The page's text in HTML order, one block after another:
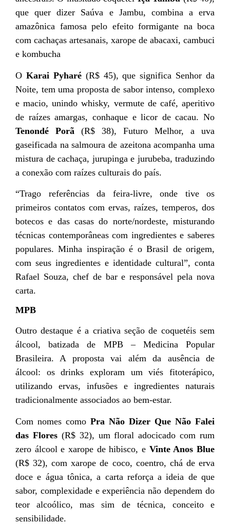
que quer dizer Saúva e Jambu, combina a erva
amazônica famosa pelo efeito formigante na boca
com cachaças artesanais, xarope de abacaxi, cambuci
e kombucha
O Karai Pyharé(R$ 45), que significa Senhor da
Noite, tem uma proposta de sabor intenso, complexo
e macio, unindo whisky, vermute de café, aperitivo
de raízes amargas, conhaque e licor de cacau. No
Tenondé Porã (R$ 38), Futuro Melhor, a uva
gaseificada na salmoura de azeitona acompanha uma
mistura de cachaça, jurupinga e jurubeba, traduzindo
a conexão com raízes culturais do país.
“Trago referências da feira-livre, onde tive os
primeiros contatos com ervas, raízes, temperos, dos
botecos e das casas do norte/nordeste, misturando
técnicas contemporâneas com ingredientes e saberes
populares. Minha inspiração é o Brasil de origem,
com seus ingredientes e identidade cultural”, conta
Rafael Souza, chef de bar e responsável pela nova
carta.
MPB
Outro destaque é a criativa seção de coquetéis sem
álcool, batizada de MPB – Medicina Popular
Brasileira. A proposta vai além da ausência de
álcool: os drinks exploram um viés fitoterápico,
utilizando ervas, infusões e ingredientes naturais
tradicionalmente associados ao bem-estar.
Com nomes como Pra Não Dizer Que Não Falei
das Flores(R$ 32), um floral adocicado com rum
zero álcool e xarope de hibisco, e Vinte Anos Blue
(R$ 32), com xarope de coco, coentro, chá de erva
doce e água tônica, a carta reforça a ideia de que
sabor, complexidade e experiência não dependem do
teor alcoólico, mas sim de técnica, conceito e
sensibilidade.